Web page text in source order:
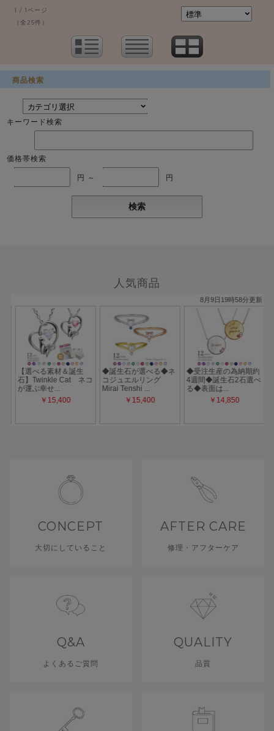
1 / 1ページ
（全25件）
商品検索
キーワード検索
価格帯検索
円 ～ 円
人気商品
CONCEPT
大切にしていること
AFTER CARE
修理・アフターケア
Q&A
よくあるご質問
QUALITY
品質